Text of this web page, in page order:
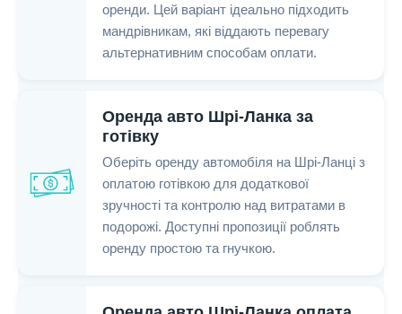
оренди. Цей варіант ідеально підходить
мандрівникам, які віддають перевагу
альтернативним способам оплати.
Оренда авто Шрі-Ланка за
готівку
Оберіть оренду автомобіля на Шрі-Ланці з
оплатою готівкою для додаткової
зручності та контролю над витратами в
подорожі. Доступні пропозиції роблять
оренду простою та гнучкою.